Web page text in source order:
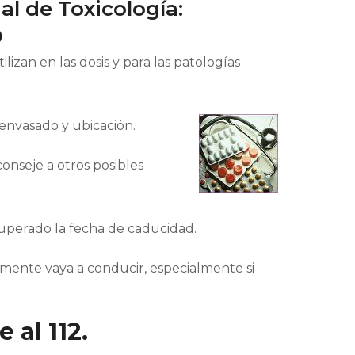
de Toxicología:
en las dosis y para las patologías
y ubicación.
a otros posibles
la fecha de caducidad.
vaya a conducir, especialmente si
112.